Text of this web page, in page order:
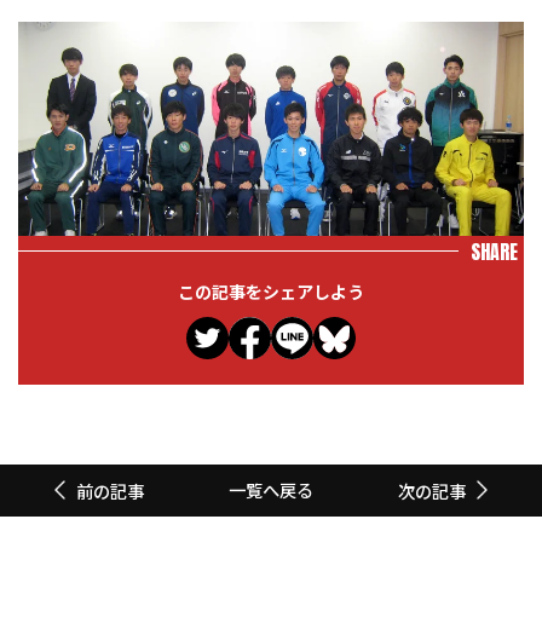
SHARE
この記事をシェアしよう
前の記事 一覧へ戻る 次の記事